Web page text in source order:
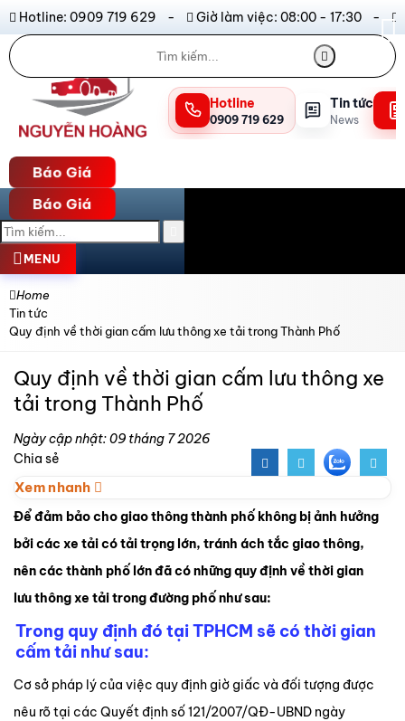
Hotline: 0909 719 629 - Giờ làm việc: 08:00 - 17:30 -
Báo Giá
Hotline
0909 719 629
Tin tức
News
Báo Giá
MENU
Home
Tin tức
Quy định về thời gian cấm lưu thông xe tải trong Thành Phố
Quy định về thời gian cấm lưu thông xe
tải trong Thành Phố
Ngày cập nhật: 09 tháng 7 2026
Chia sẻ
Xem nhanh
Để đảm bảo cho giao thông thành phố không bị ảnh hưởng
bởi các xe tải có tải trọng lớn, tránh ách tắc giao thông,
nên các thành phố lớn đã có những quy định về thời gian
lưu thông xe tải trong đường phố như sau:
Trong quy định đó tại TPHCM sẽ có thời gian
cấm tải như sau:
Cơ sở pháp lý của việc quy định giờ giấc và đối tượng được
nêu rõ tại các Quyết định số 121/2007/QĐ-UBND ngày